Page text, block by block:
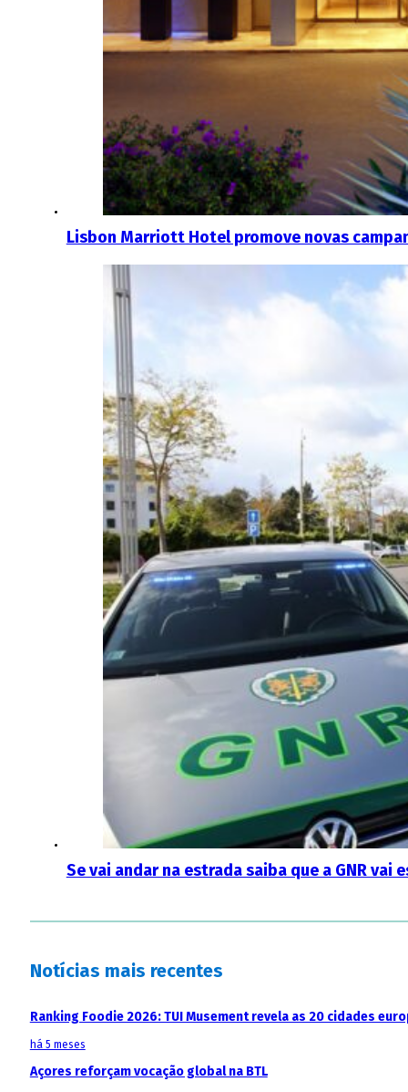
Lisbon Marriott Hotel promove novas
Se vai andar na estrada saiba que a GNR
Notícias mais recentes
Ranking Foodie 2026: TUI Musement revela as 20 cidades
há 5 meses
Açores reforçam vocação global na BTL